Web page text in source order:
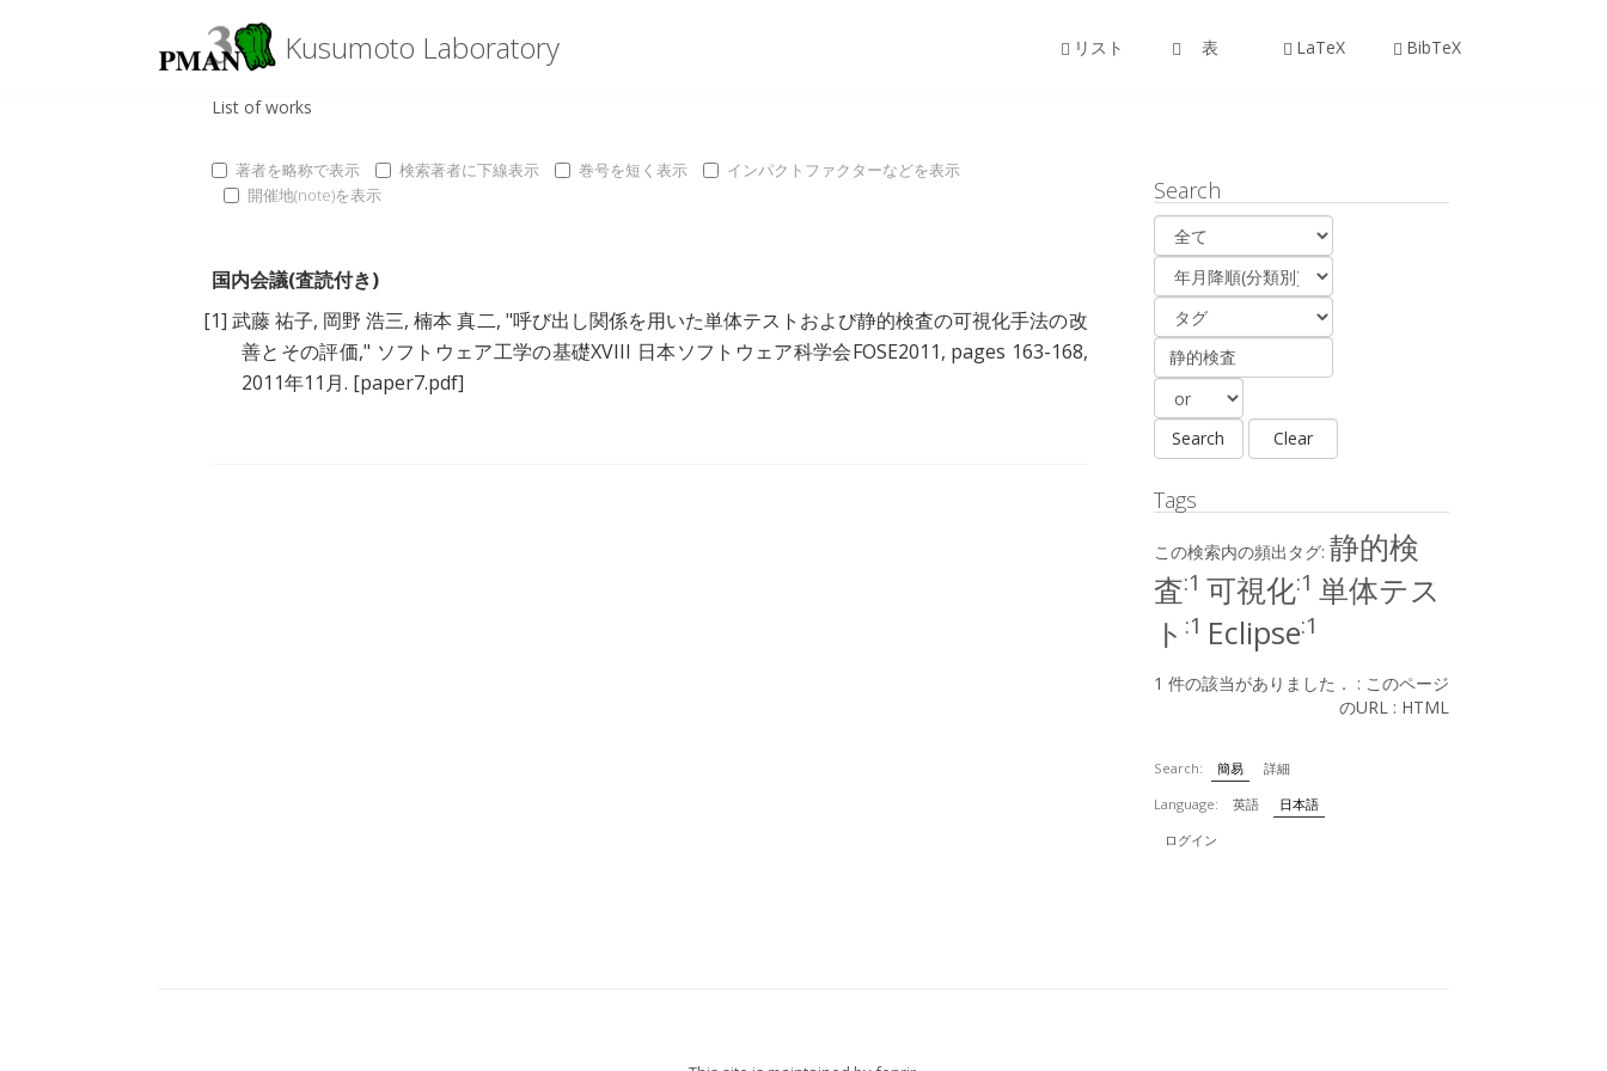
Kusumoto Laboratory リスト 表 LaTeX BibTeX
List of works
著者を略称で表示 検索著者に下線表示 巻号を短く表示
インパクトファクターなどを表示
開催地(note)を表示
国内会議(査読付き)
[1] 武藤 祐子, 岡野 浩三,楠本 真二, "呼び出し関係を用いた単体テストおよび静的検査の可視化手法の改
善とその評価," ソフトウェア工学の基礎XVIII 日本ソフトウェア科学会FOSE2011, pages 163-168,
2011年11月. [paper7.pdf]
Search
Tags
この検索内の頻出タグ: 静的検
査:1 可視化:1 単体テス
ト :1 Eclipse:1
1 件の該当がありました． : このページ
のURL : HTML
Search: 簡易
詳細
Language:
英語
日本語
ログイン